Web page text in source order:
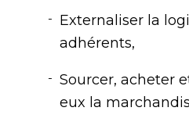
Externaliser la
adhérents,
Sourcer, acheter
eux la